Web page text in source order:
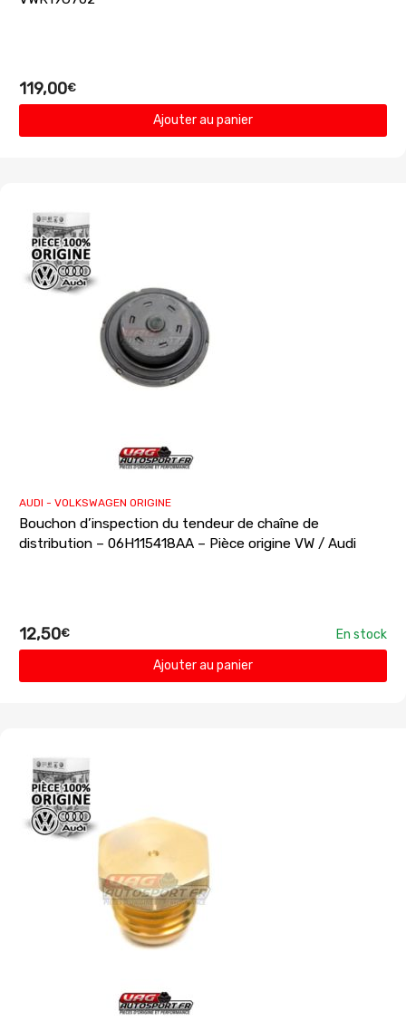
119,00€
Ajouter au panier
AUDI - VOLKSWAGEN ORIGINE
Bouchon d’inspection du tendeur de chaîne de
distribution – 06H115418AA – Pièce origine VW / Audi
12,50€
En stock
Ajouter au panier